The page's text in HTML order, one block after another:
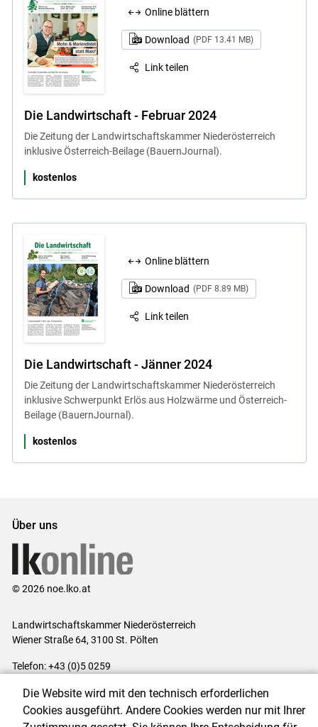
Online blättern
Download (PDF 13.41 MB)
Link teilen
Die Landwirtschaft - Februar 2024
Die Zeitung der Landwirtschaftskammer Niederösterreich
inklusive Österreich-Beilage (BauernJournal).
kostenlos
Online blättern
Download (PDF 8.89 MB)
Link teilen
Die Landwirtschaft - Jänner 2024
Die Zeitung der Landwirtschaftskammer Niederösterreich
inklusive Schwerpunkt Erlös aus Holzwärme und Österreich-
Beilage (BauernJournal).
kostenlos
Über uns
© 2026 noe.lko.at
Landwirtschaftskammer Niederösterreich
Wiener Straße 64, 3100 St. Pölten
Telefon: +43 (0)5 0259
Impressum|Kontakt|Datenschutzerklärung|Barrierefreiheit|
Cookie-Einstellungen
Die Website wird mit den technisch erforderlichen
Cookies ausgeführt. Andere Cookies werden nur mit Ihrer